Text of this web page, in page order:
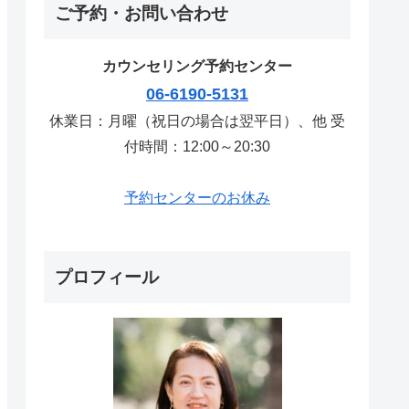
ご予約・お問い合わせ
カウンセリング予約センター
06-6190-5131
休業日：月曜（祝日の場合は翌平日）、他 受
付時間：12:00～20:30
予約センターのお休み
プロフィール